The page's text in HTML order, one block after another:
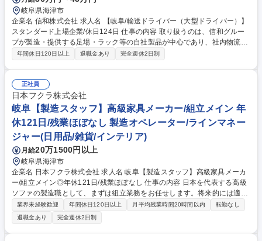
岐阜県海津市
企業名 信和株式会社 求人名 【岐阜/輸送ドライバー（大型ドライバー）】
スタンダード上場企業/休日124日 仕事の内容 取り扱うのは、信和グルー
プが製造・提供する足場・ラック等の自社製品が中心であり、社内物流の
安定運用およびお客様への安定供給に直結するポジションです。 【具体的
物流拠点等）への機材配送・回収業務 ■フォークリフトを用いた機材の積
み込み・荷下ろし作業 ■玉掛け作業による機材の安全な荷役・固定作業 ■
車両および機材の点検・簡易メンテナンス、安全衛生・品質に関する記
録・報告業務 募集職種 【岐阜/輸送ドライバー（大型ドライバー）】スタ
ンダード上場企業/休日124日
年間休日120日以上 退職金あり 完全週休2日制
正社員
日本フクラ株式会社
岐阜【製造スタッフ】高級家具メーカー/組立メイン 年
休121日/残業ほぼなし 製造オペレーター/ラインマネー
ジャー(日用品/雑貨/インテリア)
月給20万1500円以上
岐阜県海津市
企業名 日本フクラ株式会社 求人名 岐阜【製造スタッフ】高級家具メーカ
ー/組立メイン◎年休121日/残業ほぼなし 仕事の内容 日本を代表する高級
ソファの製造職として、まずは組立業務をお任せします。将来的には適性
や希望に応じ、裁断・縫製工程へのジョブローテーションも可能です。
【詳細】■ソファ等のフレーム構築 ■バネやウレタンの組付け ■布・皮生地
の縫製 ■タッカーや手工具、ハサミ等を使用した加工作業 ■自動裁断機を
用いた生地の裁断 ◎入社後はOJTを通じて工具の使い方から丁寧に指導い
業界未経験歓迎 年間休日120日以上 月平均残業時間20時間以内
転勤なし
退職金あり
完全週休2日制